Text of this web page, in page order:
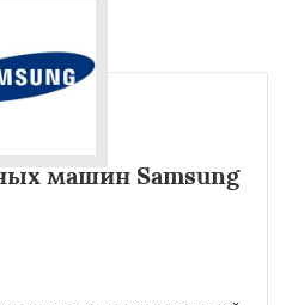
машин Samsung